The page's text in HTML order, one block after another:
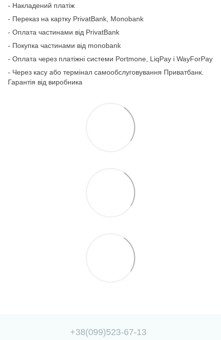
- Накладений платіж
- Переказ на картку PrivatBank, Monobank
- Оплата частинами від PrivatBank
- Покупка частинами від monobank
- Оплата через платіжні системи Portmone, LiqPay і WayForPay
- Через касу або термінал самообслуговування Приватбанк.
Гарантія від виробника
+38(099)523-67-13